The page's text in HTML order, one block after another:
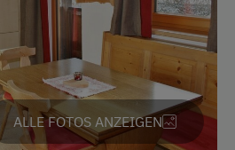
ALLE FOTOS ANZEIGEN